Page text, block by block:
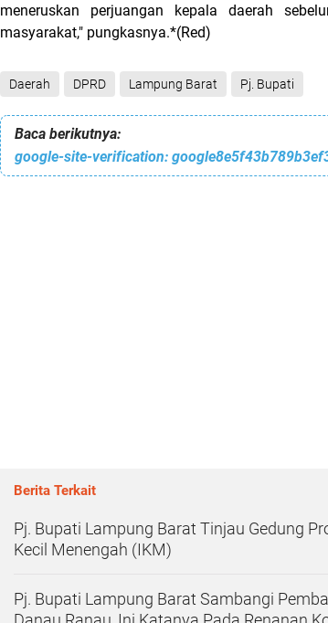
meneruskan perjuangan kepala daerah
masyarakat," pungkasnya.*(Red)
Daerah DPRD Lampung Barat Pj. Bupati
Baca berikutnya:
google-site-verification:
Berita Terkait
Pj. Bupati Lampung Barat Tinjau Gedung
Kecil Menengah (IKM)
Pj. Bupati Lampung Barat Sambangi